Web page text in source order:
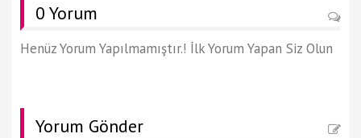
0 Yorum
Henüz Yorum Yapılmamıştır.! İlk Yorum Yapan Siz Olun
Yorum Gönder